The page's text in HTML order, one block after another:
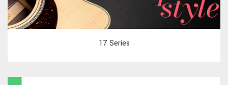
17 Series